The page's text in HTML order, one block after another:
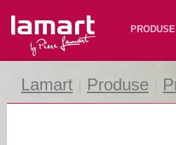
Lamart PRODUSE
Lamart Produse